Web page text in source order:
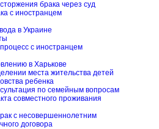
брака через суд
с иностранцем
в Украине
с иностранцем
в Харькове
места жительства детей
ребенка
по семейным вопросам
совместного проживания
с несовершеннолетним
договора